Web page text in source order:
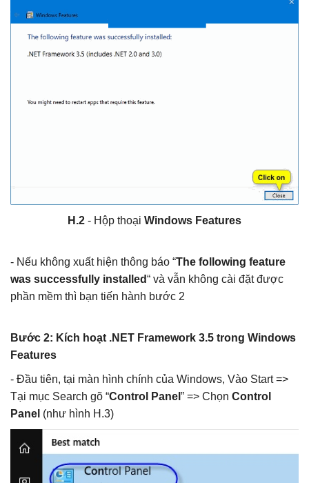
H.2 - Hộp thoại Windows Features
- Nếu không xuất hiện thông báo “The following feature
was successfully installed“ và vẫn không cài đặt được
phần mềm thì bạn tiến hành bước 2
Bước 2: Kích hoạt .NET Framework 3.5 trong Windows
Features
- Đầu tiên, tại màn hình chính của Windows, Vào Start =>
Tại mục Search gõ “Control Panel ” => Chọn Control
Panel (như hình H.3)